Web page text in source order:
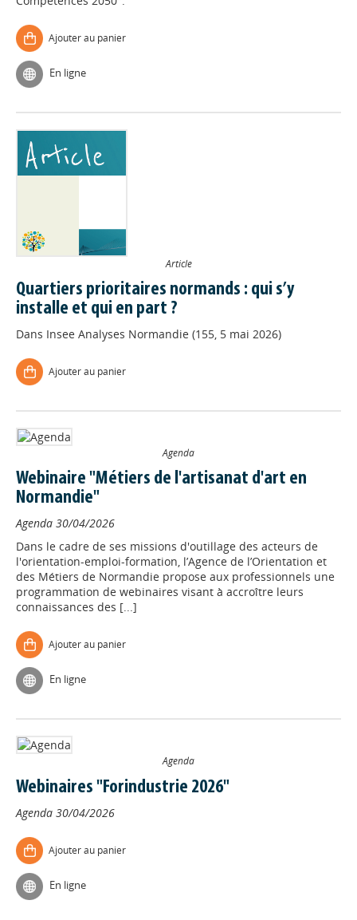
Ajouter au panier
En ligne
Article
Quartiers prioritaires normands : qui s’y
installe et qui en part ?
Dans Insee Analyses Normandie (155, 5 mai 2026)
Ajouter au panier
Agenda
Webinaire "Métiers de l'artisanat d'art en
Normandie"
Agenda 30/04/2026
Dans le cadre de ses missions d'outillage des acteurs de
l'orientation-emploi-formation, l’Agence de l’Orientation et
des Métiers de Normandie propose aux professionnels une
programmation de webinaires visant à accroître leurs
connaissances des [...]
Ajouter au panier
En ligne
Agenda
Webinaires "Forindustrie 2026"
Agenda 30/04/2026
Ajouter au panier
En ligne